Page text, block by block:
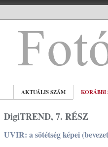
AKTUÁLIS SZÁM KORÁBBI
DigiTREND, 7. RÉSZ
UVIR: a sötétség képei